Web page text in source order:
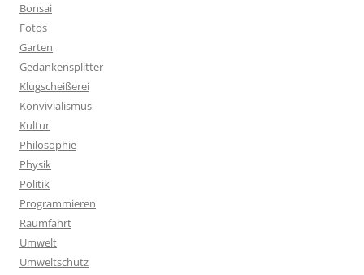
Bonsai
Fotos
Garten
Gedankensplitter
Klugscheißerei
Konvivialismus
Kultur
Philosophie
Physik
Politik
Programmieren
Raumfahrt
Umwelt
Umweltschutz